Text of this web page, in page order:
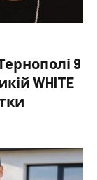
Тернополі 9
WHITE